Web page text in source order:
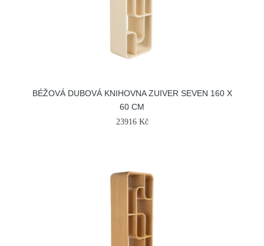
BÉŽOVÁ DUBOVÁ KNIHOVNA ZUIVER SEVEN 160 X
60 CM
23916 Kč